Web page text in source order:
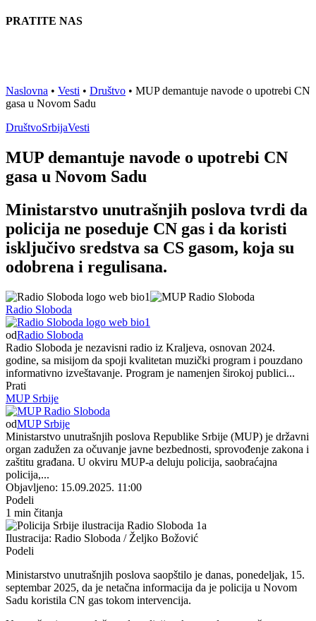
PRATITE NAS
Naslovna • Vesti • Društvo • MUP demantuje navode o upotrebi CN
gasa u Novom Sadu
DruštvoSrbijaVesti
MUP demantuje navode o upotrebi CN
gasa u Novom Sadu
Ministarstvo unutrašnjih poslova tvrdi da
policija ne poseduje CN gas i da koristi
isključivo sredstva sa CS gasom, koja su
odobrena i regulisana.
Radio Sloboda
odRadio Sloboda
Radio Sloboda je nezavisni radio iz Kraljeva, osnovan 2024.
godine, sa misijom da spoji kvalitetan muzički program i pouzdano
informativno izveštavanje. Program je namenjen širokoj publici...
Prati
MUP Srbije
odMUP Srbije
Ministarstvo unutrašnjih poslova Republike Srbije (MUP) je državni
organ zadužen za očuvanje javne bezbednosti, sprovođenje zakona i
zaštitu građana. U okviru MUP-a deluju policija, saobraćajna
policija,...
Objavljeno: 15.09.2025. 11:00
Podeli
1 min čitanja
Ilustracija: Radio Sloboda / Željko Božović
Podeli
Ministarstvo unutrašnjih poslova saopštilo je danas, ponedeljak, 15.
septembar 2025, da je netačna informacija da je policija u Novom
Sadu koristila CN gas tokom intervencija.